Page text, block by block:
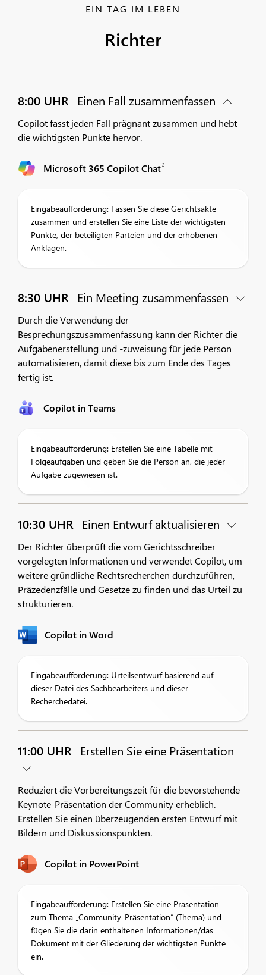
EIN TAG IM LEBEN
Richter
8:00 UHR Einen Fall zusammenfassen
Copilot fasst jeden Fall prägnant zusammen und hebt
die wichtigsten Punkte hervor.
Microsoft 365 Copilot Chat2
Eingabeaufforderung: Fassen Sie diese Gerichtsakte
zusammen und erstellen Sie eine Liste der wichtigsten
Punkte, der beteiligten Parteien und der erhobenen
Anklagen.
8:30 UHR Ein Meeting zusammenfassen
Durch die Verwendung der
Besprechungszusammenfassung kann der Richter die
Aufgabenerstellung und -zuweisung für jede Person
automatisieren, damit diese bis zum Ende des Tages
fertig ist.
Copilot in Teams
Eingabeaufforderung: Erstellen Sie eine Tabelle mit
Folgeaufgaben und geben Sie die Person an, die jeder
Aufgabe zugewiesen ist.
10:30 UHR Einen Entwurf aktualisieren
Der Richter überprüft die vom Gerichtsschreiber
vorgelegten Informationen und verwendet Copilot, um
weitere gründliche Rechtsrecherchen durchzuführen,
Präzedenzfälle und Gesetze zu finden und das Urteil zu
strukturieren.
Copilot in Word
Eingabeaufforderung: Urteilsentwurf basierend auf
dieser Datei des Sachbearbeiters und dieser
Recherchedatei.
11:00 UHR Erstellen Sie eine Präsentation
Reduziert die Vorbereitungszeit für die bevorstehende
Keynote-Präsentation der Community erheblich.
Erstellen Sie einen überzeugenden ersten Entwurf mit
Bildern und Diskussionspunkten.
Copilot in PowerPoint
Eingabeaufforderung: Erstellen Sie eine Präsentation
zum Thema „Community-Präsentation“ (Thema) und
fügen Sie die darin enthaltenen Informationen/das
Dokument mit der Gliederung der wichtigsten Punkte
ein.